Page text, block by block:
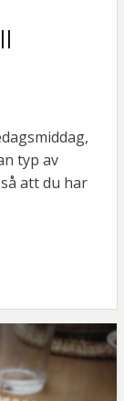
typ av
att du har